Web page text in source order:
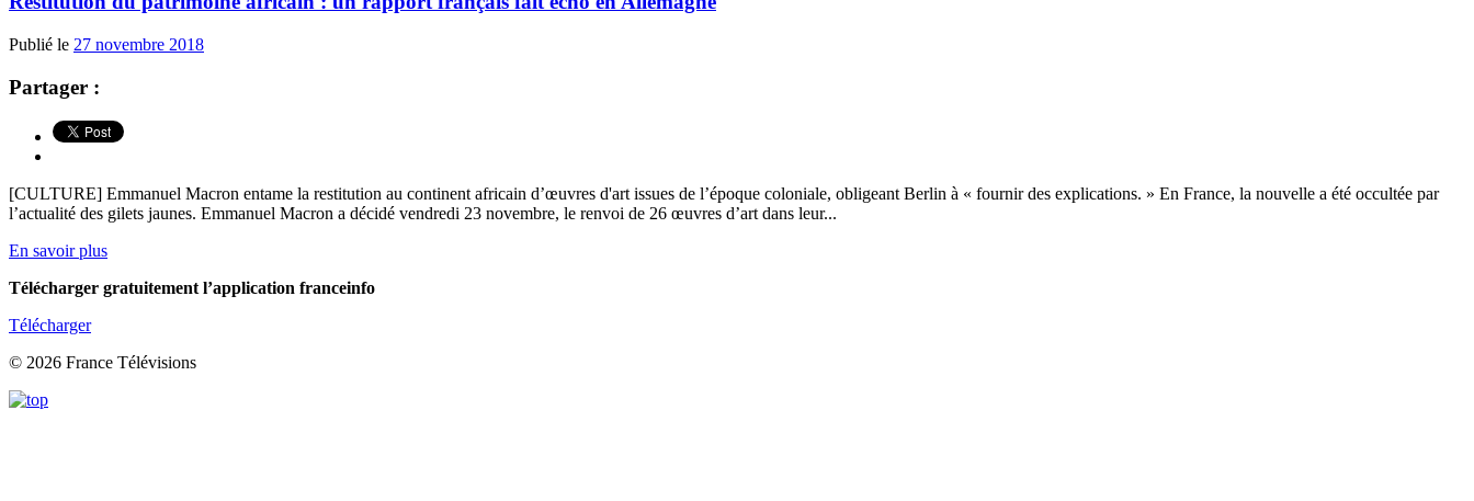
Publié le 27 novembre 2018
Partager :
[CULTURE] Emmanuel Macron entame la restitution au continent africain d’œuvres d'art issues de l’époque coloniale, obligeant Berlin à « fournir des explications. » En France, la nouvelle a été occultée par
l’actualité des gilets jaunes. Emmanuel Macron a décidé vendredi 23 novembre, le renvoi de 26 œuvres d’art dans leur...
En savoir plus
Télécharger gratuitement l’application franceinfo
Télécharger
© 2026 France Télévisions